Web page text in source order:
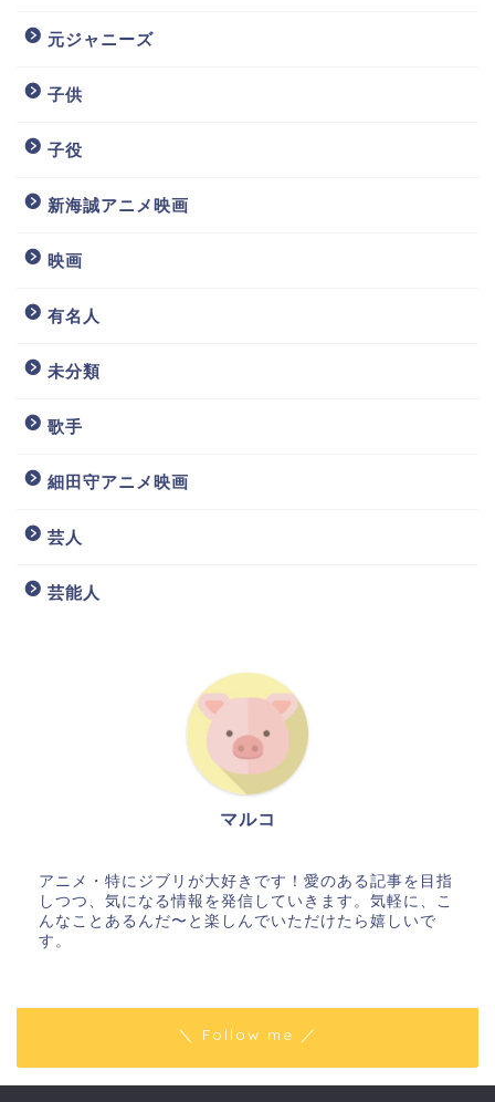
元ジャニーズ
子供
子役
新海誠アニメ映画
映画
有名人
未分類
歌手
細田守アニメ映画
芸人
芸能人
マルコ
アニメ・特にジブリが大好きです！愛のある記事を目指
しつつ、気になる情報を発信していきます。気軽に、こ
んなことあるんだ〜と楽しんでいただけたら嬉しいで
す。
＼ Follow me ／